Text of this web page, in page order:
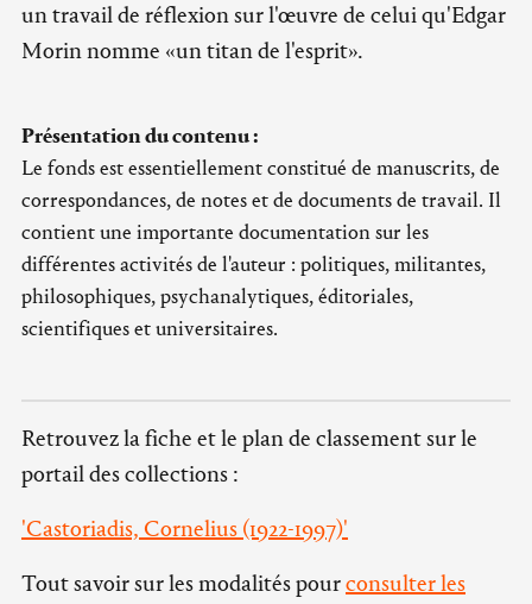
un travail de réflexion sur l'œuvre de celui qu'Edgar
Morin nomme «un titan de l'esprit».
Présentation du contenu :
Le fonds est essentiellement constitué de manuscrits, de
correspondances, de notes et de documents de travail. Il
contient une importante documentation sur les
différentes activités de l'auteur : politiques, militantes,
philosophiques, psychanalytiques, éditoriales,
scientifiques et universitaires.
Retrouvez la fiche et le plan de classement sur le
portail des collections :
'Castoriadis, Cornelius (1922-1997)'
Tout savoir sur les modalités pourconsulter les